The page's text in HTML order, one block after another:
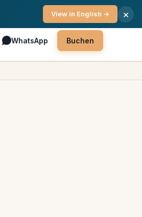
WhatsApp Buchen
View in English → ×